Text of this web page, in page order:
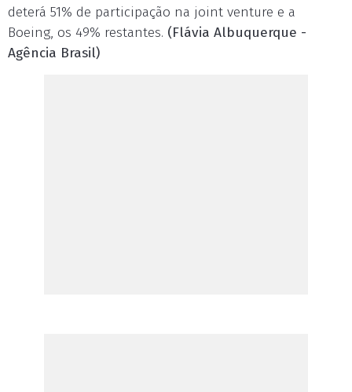
deterá 51% de participação na joint venture e a
Boeing, os 49% restantes. (Flávia Albuquerque -
Agência Brasil)